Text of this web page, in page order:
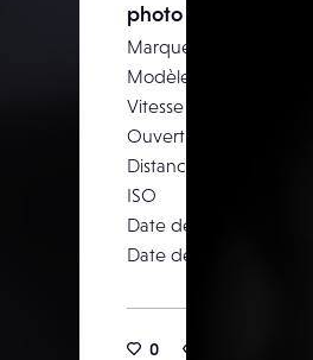
photo phone
Marque
Modèle
Vitesse d’obturation
Ouverture
Distance focale
ISO
Date de prise de vue
Date de publication
0